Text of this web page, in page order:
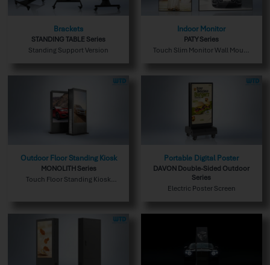
Brackets
STANDING TABLE Series
Standing Support Version
Indoor Monitor
PATY Series
Touch Slim Monitor Wall Mount
Outdoor Floor Standing Kiosk
MONOLITH Series
Touch Floor Standing Kiosk
Portable Digital Poster
DAVON Double-Sided Outdoor
Series
Electric Poster Screen